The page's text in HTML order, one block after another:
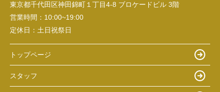
東京都千代田区神田錦町１丁目4-8 ブロケードビル 3階
営業時間： 10:00~19:00
定休日： 土日祝祭日
トップページ
スタッフ